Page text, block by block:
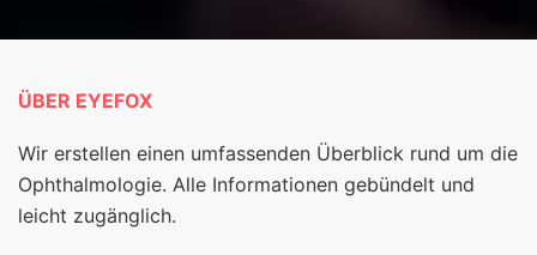
ÜBER EYEFOX
Wir erstellen einen umfassenden Überblick rund um die
Ophthalmologie. Alle Informationen gebündelt und
leicht zugänglich.